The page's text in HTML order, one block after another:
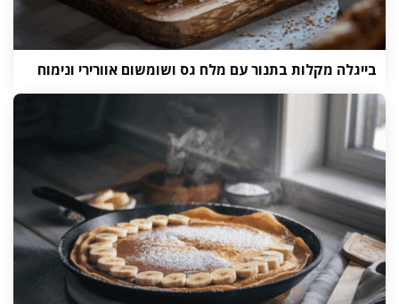
בייגלה מקלות בתנור עם מלח גס ושומשום אוורירי ונימוח